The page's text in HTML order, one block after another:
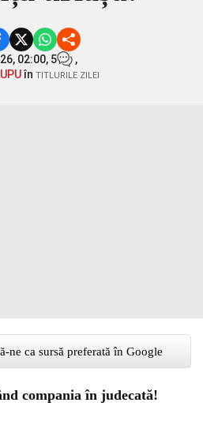
02:00, 5
,
în TITLURILE ZILEI
ne ca sursă preferată în Google
compania în judecată!